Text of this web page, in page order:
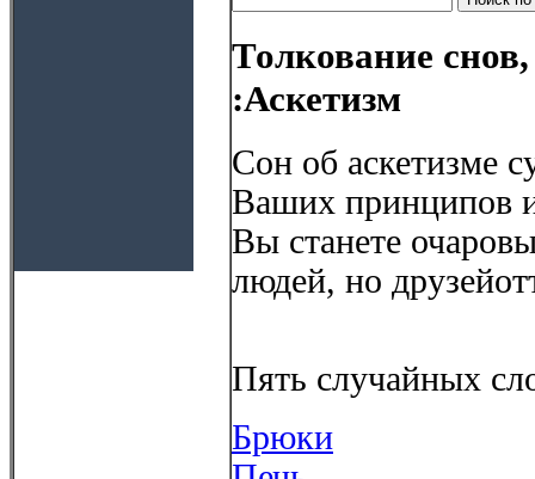
Толкование
:Аскетизм
Сон об аскетизме
Ваших принципов
Вы станете
людей, но
Пять случайных
Брюки